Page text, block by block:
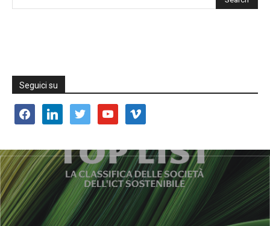
Seguici su
facebooklinkedin twitter youtube vimeo